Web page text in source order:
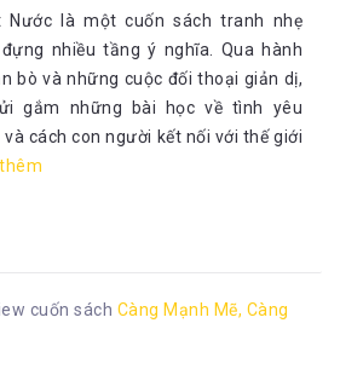
Nước là một cuốn sách tranh nhẹ
nhiều tầng ý nghĩa. Qua hành
bò và những cuộc đối thoại giản dị,
gắm những bài học về tình yêu
cách con người kết nối với thế giới
cuốn sách Càng Mạnh Mẽ, Càng